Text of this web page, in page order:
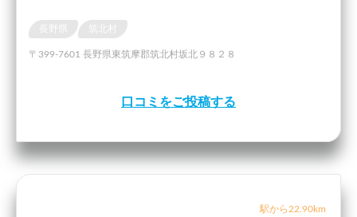
〒399-7601 長野県東筑摩郡筑北村坂北９８２８
口コミをご投稿する
駅から22.90km